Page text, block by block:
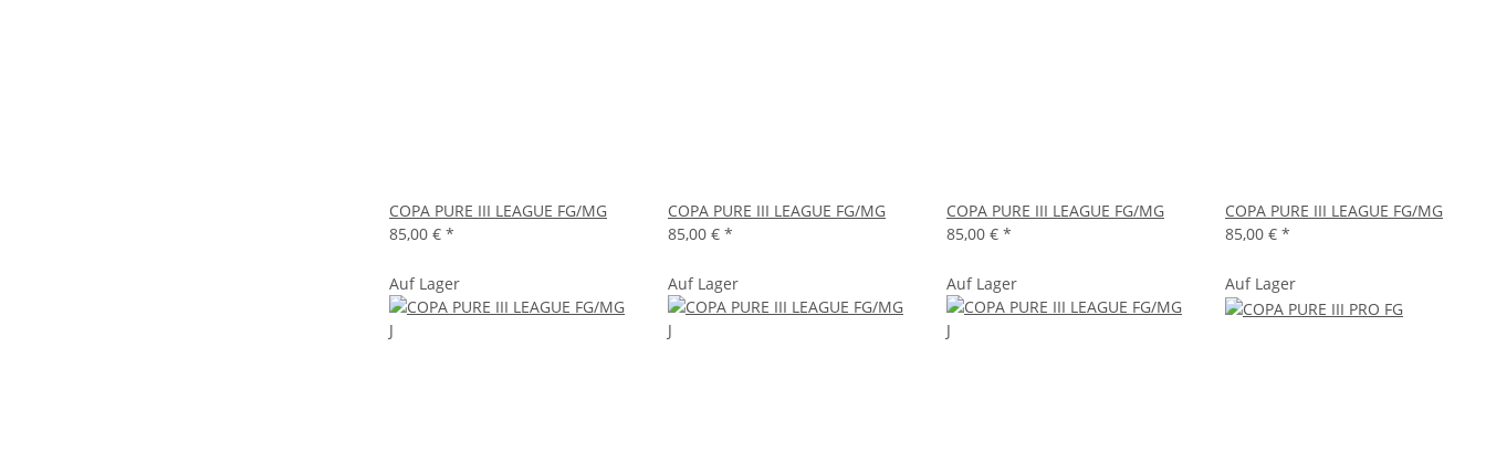
COPA PURE III LEAGUE FG/MG
85,00 € *
COPA PURE III LEAGUE FG/MG
85,00 € *
COPA PURE III LEAGUE FG/MG
85,00 € *
COPA PURE III LEAGUE FG/MG
85,00 € *
Auf Lager Auf Lager Auf Lager Auf Lager